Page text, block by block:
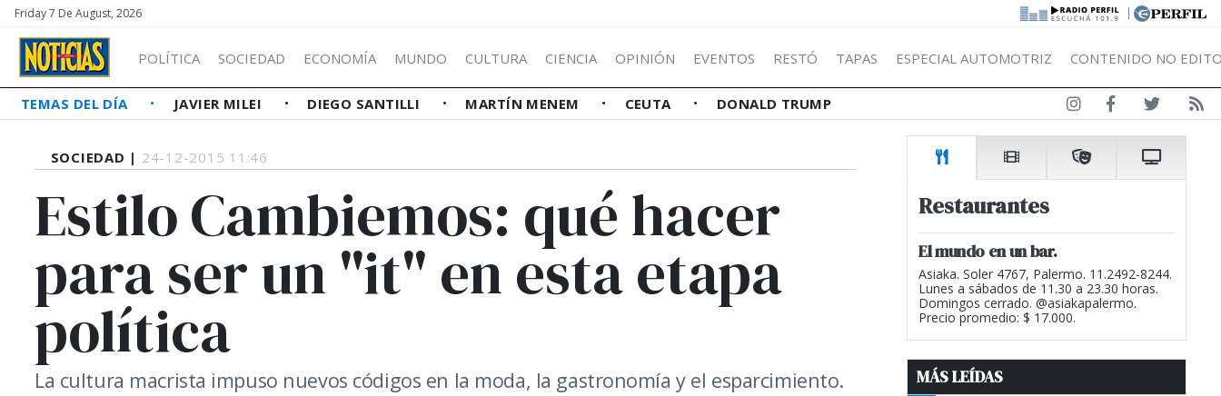
Friday 7 De August, 2026 |
POLÍTICA SOCIEDAD ECONOMÍA MUNDO CULTURA CIENCIA OPINIÓN EVENTOS RESTÓ TAPAS ESPECIAL AUTOMOTRIZ CONTENIDO NO
TEMAS DEL DÍA JAVIER MILEI DIEGO SANTILLI MARTÍN MENEM CEUTA DONALD TRUMP
SOCIEDAD | 24-12-2015 11:46
Estilo Cambiemos: qué hacer
para ser un "it" en esta etapa
política
La cultura macrista impuso nuevos códigos en la moda, la gastronomía y el esparcimiento.
Restaurantes
El mundo en un bar.
Asiaka. Soler 4767, Palermo. 11.2492-8244.
Lunes a sábados de 11.30 a 23.30 horas.
Domingos cerrado. @asiakapalermo.
Precio promedio: $ 17.000.
MÁS LEÍDAS